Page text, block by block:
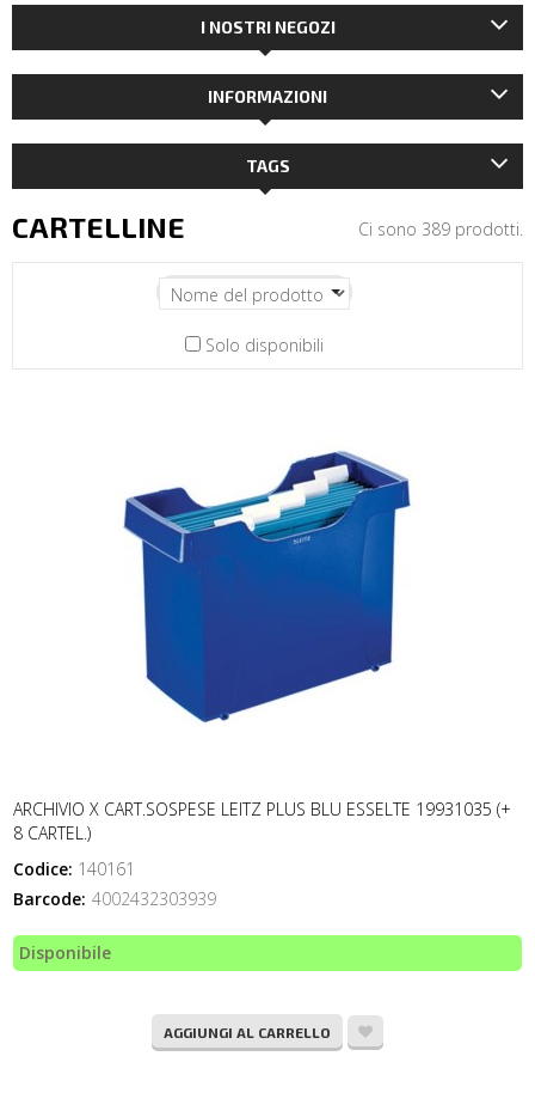
I NOSTRI NEGOZI
INFORMAZIONI
TAGS
CARTELLINE Ci sono 389 prodotti.
Solo disponibili
ARCHIVIO X CART.SOSPESE LEITZ PLUS BLU ESSELTE 19931035 (+
8 CARTEL.)
Codice: 140161
Barcode: 4002432303939
Disponibile
AGGIUNGI AL CARRELLO